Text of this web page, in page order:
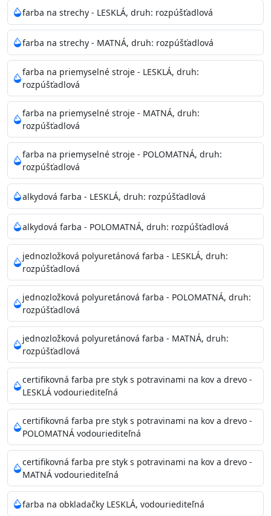
Neaplikujte pri teplote pod 5°C a nad teplotu 35°C alebo
pri relatívnej vlhkosti nad 80%.
Nepoužitá farba vyžaduje špeciálne zaobchádzanie na
bezpečnú likvidáciu.
Riedenie: do 10% vodou, podľa spôsobu aplikácie
Doba schnutia na dotyk
Doba na druhý náter: 3-4 hodiny
Balenie : 750ml, 1l, 3l, 9l, 15l
Výdatnosť na jednu vrstvu
Aplikácia: štetec, valček, striekacia pištoľ
Povrchová úprava: 1
Je možné tónovať v systéme Colorfull: áno
Merná hmotnosť : 1,54 ± 0,02 Kg / L (ISO 2811)
Čistenie: vodou
Príprava povrchu
Povrchy musia byť hladké, čisté, suché, zbavené prachu,
mastnoty, solí a materiálov so zlou priľnavosťou. Otvory
alebo trhliny vyplňte
akrylovým tmelom Acrylic putty, Visto alebo Acrylic light
putty a prebrúste. Nové alebo porézne povrchy natreté
menej kvalitnými farbami
vždy penetrujte. Odporúčané penetračné nátery
Acrylan Unco, Gypsum board alebo Vitex Primer 100% a
na škvrny použite Blanco eco
riediteľné vodou.
Skladovanie
48 mesiacov v orig. uzavretých obaloch medzi 5°C až
25°C
farba na strechy - LESKLÁ, druh: rozpúšťadlová
farba na strechy - MATNÁ, druh: rozpúšťadlová
farba na priemyselné stroje - LESKLÁ, druh:
rozpúšťadlová
farba na priemyselné stroje - MATNÁ, druh:
rozpúšťadlová
farba na priemyselné stroje - POLOMATNÁ, druh:
rozpúšťadlová
alkydová farba - LESKLÁ, druh: rozpúšťadlová
alkydová farba - POLOMATNÁ, druh: rozpúšťadlová
jednozložková polyuretánová farba - LESKLÁ, druh:
rozpúšťadlová
jednozložková polyuretánová farba - POLOMATNÁ, druh:
rozpúšťadlová
jednozložková polyuretánová farba - MATNÁ, druh:
rozpúšťadlová
certifikovná farba pre styk s potravinami na kov a drevo -
LESKLÁ vodouriediteľná
certifikovná farba pre styk s potravinami na kov a drevo -
POLOMATNÁ vodouriediteľná
certifikovná farba pre styk s potravinami na kov a drevo -
MATNÁ vodouriediteľná
farba na obkladačky LESKLÁ, vodouriediteľná